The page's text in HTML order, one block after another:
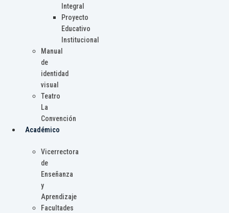
Integral
Proyecto
Educativo
Institucional
Manual
de
identidad
visual
Teatro
La
Convención
Académico
Vicerrectora
de
Enseñanza
y
Aprendizaje
Facultades